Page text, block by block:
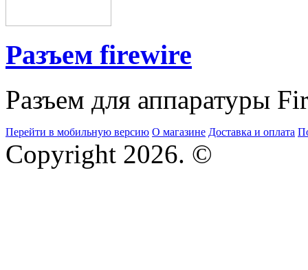
Разъем firewire
Разъем для аппаратуры
Перейти в мобильную версию О магазине Доставка и оплата
Copyright 2026. ©